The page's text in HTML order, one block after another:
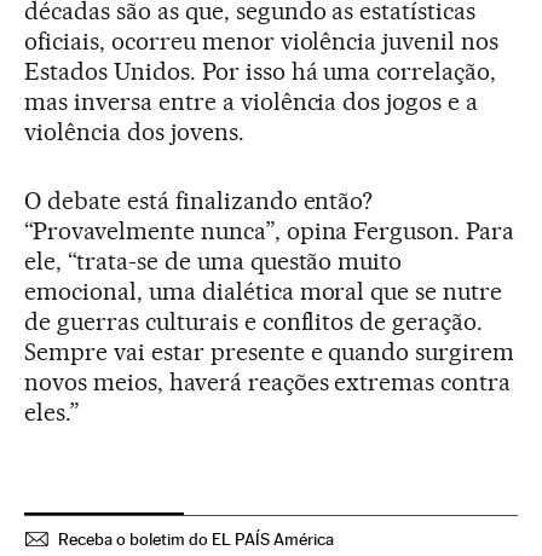
décadas são as que, segundo as estatísticas
oficiais, ocorreu menor violência juvenil nos
Estados Unidos. Por isso há uma correlação,
mas inversa entre a violência dos jogos e a
violência dos jovens.
O debate está finalizando então?
“Provavelmente nunca”, opina Ferguson. Para
ele, “trata-se de uma questão muito
emocional, uma dialética moral que se nutre
de guerras culturais e conflitos de geração.
Sempre vai estar presente e quando surgirem
novos meios, haverá reações extremas contra
eles.”
Receba o boletim do EL PAÍS América